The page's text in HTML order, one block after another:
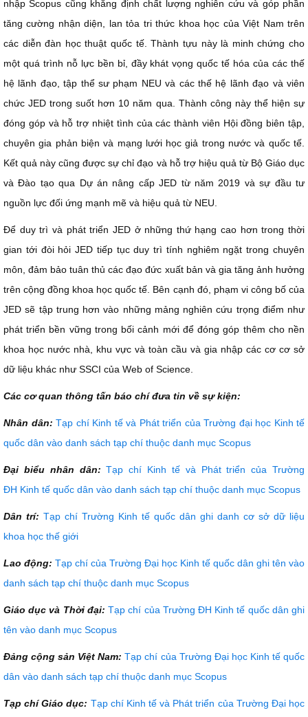
nhập Scopus cũng khẳng định chất lượng nghiên cứu và góp phần
tăng cường nhận diện, lan tỏa tri thức khoa học của Việt Nam trên
các diễn đàn học thuật quốc tế. Thành tựu này là minh chứng cho
một quá trình nỗ lực bền bỉ, đầy khát vọng quốc tế hóa của các thế
hệ lãnh đạo, tập thể sư phạm NEU và các thế hệ lãnh đạo và viên
chức JED trong suốt hơn 10 năm qua. Thành công này thể hiện sự
đóng góp và hỗ trợ nhiệt tình của các thành viên Hội đồng biên tập,
chuyên gia phản biện và mạng lưới học giả trong nước và quốc tế.
Kết quả này cũng được sự chỉ đạo và hỗ trợ hiệu quả từ Bộ Giáo dục
và Đào tạo qua Dự án nâng cấp JED từ năm 2019 và sự đầu tư
nguồn lực đối ứng mạnh mẽ và hiệu quả từ NEU.
Để duy trì và phát triển JED ở những thứ hạng cao hơn trong thời
gian tới đòi hỏi JED tiếp tục duy trì tính nghiêm ngặt trong chuyên
môn, đảm bảo tuân thủ các đạo đức xuất bản và gia tăng ảnh hưởng
trên cộng đồng khoa học quốc tế. Bên cạnh đó, phạm vi công bố của
JED sẽ tập trung hơn vào những mảng nghiên cứu trọng điểm như
phát triển bền vững trong bối cảnh mới để đóng góp thêm cho nền
khoa học nước nhà, khu vực và toàn cầu và gia nhập các cơ cơ sở
dữ liệu khác như SSCI của Web of Science.
Các cơ quan thông tấn báo chí đưa tin về sự kiện:
Nhân dân: Tạp chí Kinh tế và Phát triển của Trường đại học Kinh tế
quốc dân vào danh sách tạp chí thuộc danh mục Scopus
Đại biểu nhân dân:Tạp chí Kinh tế và Phát triển của Trường
ĐH Kinh tế quốc dân vào danh sách tạp chí thuộc danh mục Scopus
Dân trí: Tạp chí Trường Kinh tế quốc dân ghi danh cơ sở dữ liệu
khoa học thế giới
Lao động: Tạp chí của Trường Đại học Kinh tế quốc dân ghi tên vào
danh sách tạp chí thuộc danh mục Scopus
Giáo dục và Thời đại: Tạp chí của Trường ĐH Kinh tế quốc dân ghi
tên vào danh mục Scopus
Đảng cộng sản Việt Nam: Tạp chí của Trường Đại học Kinh tế quốc
dân vào danh sách tạp chí thuộc danh mục Scopus
Tạp chí Giáo dục: Tạp chí Kinh tế và Phát triển của Trường Đại học